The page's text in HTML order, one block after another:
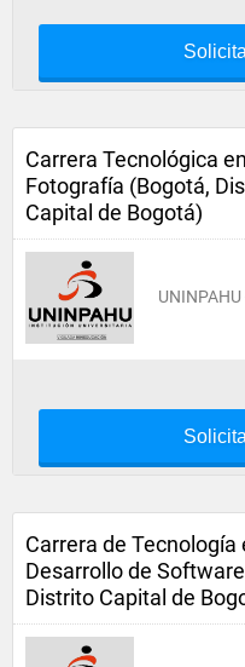
Carrera Tecnológica en
Fotografía (Bogotá,
Capital de Bogotá)
Carrera de Tecnología
Desarrollo de
Distrito Capital de